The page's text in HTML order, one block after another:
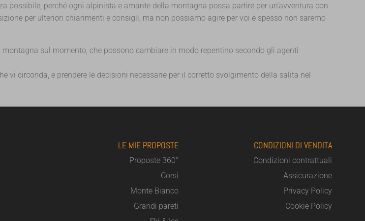
perché ogni alpinista e amante della montagna possa partire per un’avventura con
per ulteriori chiarimenti e consigli, ma non possiamo agire per voi e spesso non saremo
sul momento, che possono cambiare in modo repentino secondo gli agenti
vi circonda, e prendere le decisioni necessarie per il corretto svolgimento della salita nel
LE MIE PROPOSTE
Proposte 360°
Corsi
Monte Bianco
Grandi pareti
CONDIZIONI DI VENDITA
Condizioni contrattuali
Assicurazione
Privacy Policy
Cookie Policy